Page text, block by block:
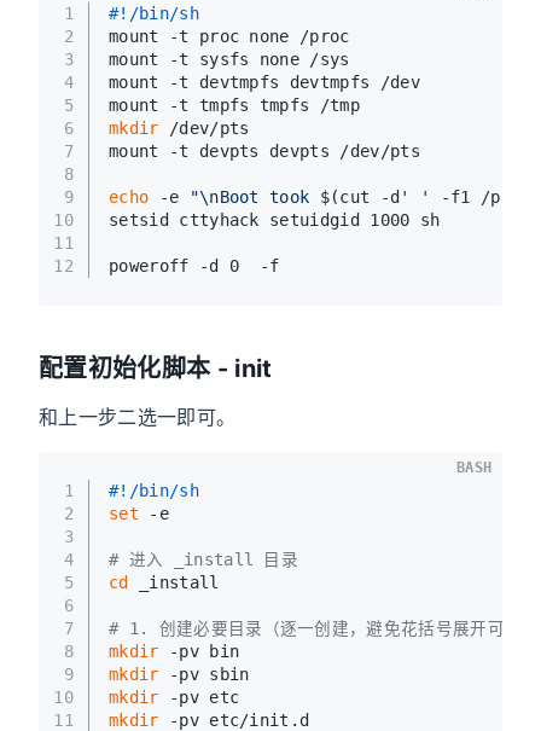
1
2
3
4
5
6
7
8
9
10
11
12
#!/bin/sh
mount -t proc none /proc
mount -t sysfs none /sys
mount -t devtmpfs devtmpfs /dev
mount -t tmpfs tmpfs /tmp
mkdir /dev/pts
mount -t devpts devpts /dev/pts
echo -e "\nBoot took $(cut -d' ' -f1 /proc/
setsid cttyhack setuidgid 1000 sh
poweroff -d 0  -f
配置初始化脚本 - init
和上一步二选一即可。
1
2
3
4
5
6
7
8
9
10
11
#!/bin/sh
set -e
# 进入 _install 目录
cd
_install
# 1. 创建必要目录（逐一创建，避免花括号展开可能
mkdir -pv bin
mkdir -pv sbin
mkdir -pv etc
mkdir -pv etc/init.d
BASH